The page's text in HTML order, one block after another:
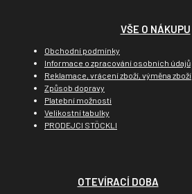
VŠE O NÁKUPU
Obchodní podmínky
Informace o zpracování osobních údajů
Reklamace, vrácení zboží, výměna zboží
Způsob dopravy
Platební možnosti
Velikostní tabulky
PRODEJCI STÖCKLI
OTEVÍRACÍ DOBA